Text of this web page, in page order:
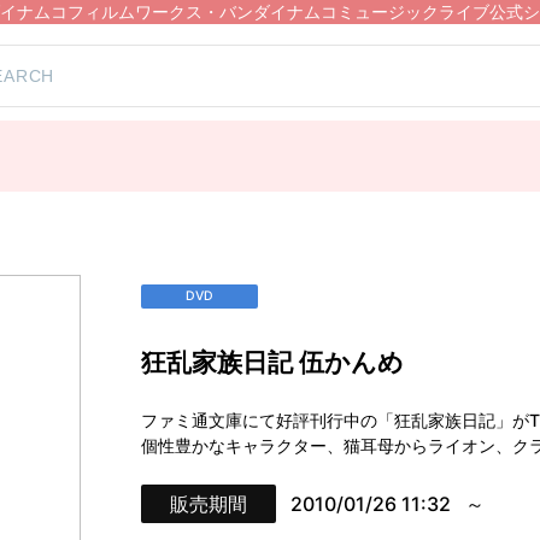
ナムコフィルムワークス・バンダイナムコミュージックライブ公式
DVD
狂乱家族日記 伍かんめ
ファミ通文庫にて好評刊行中の「狂乱家族日記」
個性豊かなキャラクター、猫耳母からライオン、ク
販売期間 2010/01/26 11:32